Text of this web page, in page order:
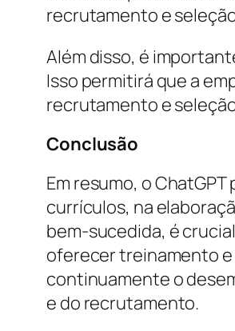
recrutamento e
Além disso, é
Isso permitirá que a
recrutamento e
Conclusão
Em resumo, o
currículos, na
bem-sucedida, é
oferecer treinamento e
continuamente o
e do recrutamento.